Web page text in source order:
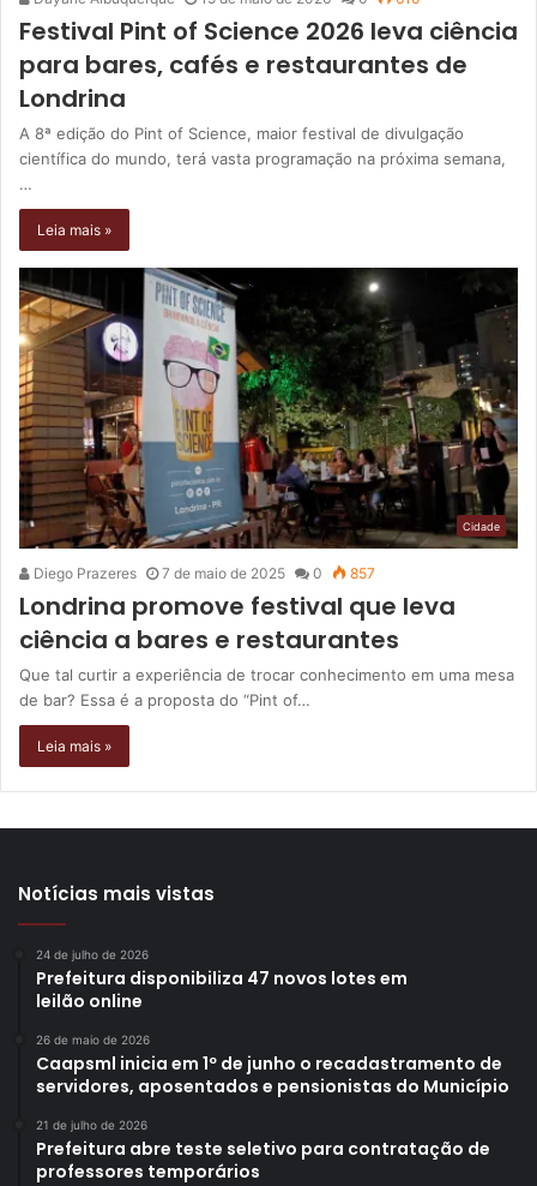
Festival Pint of Science 2026 leva ciência
para bares, cafés e restaurantes de
Londrina
A 8ª edição do Pint of Science, maior festival de divulgação
científica do mundo, terá vasta programação na próxima semana,
…
Leia mais »
Cidade
Diego Prazeres 7 de maio de 2025 0 857
Londrina promove festival que leva
ciência a bares e restaurantes
Que tal curtir a experiência de trocar conhecimento em uma mesa
de bar? Essa é a proposta do “Pint of…
Leia mais »
Notícias mais vistas
24 de julho de 2026
Prefeitura disponibiliza 47 novos lotes em
leilão online
26 de maio de 2026
Caapsml inicia em 1º de junho o recadastramento de
servidores, aposentados e pensionistas do Município
21 de julho de 2026
Prefeitura abre teste seletivo para contratação de
professores temporários